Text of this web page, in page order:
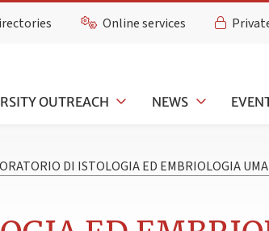
Online services
OUTREACH NEWS
DI ISTOLOGIA ED EMBRIOLOGIA